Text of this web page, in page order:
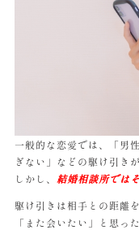
一般的な恋愛では、「男
ぎない」などの駆け引き
しかし、 結婚相談所では
駆け引きは相手との距離
「また会いたい」と思っ